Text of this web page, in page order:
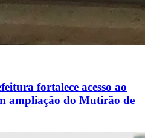
fortalece acesso ao
ampliação do Mutirão de